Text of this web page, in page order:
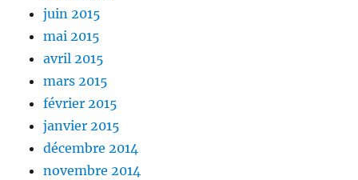
juin 2015
mai 2015
avril 2015
mars 2015
février 2015
janvier 2015
décembre 2014
novembre 2014